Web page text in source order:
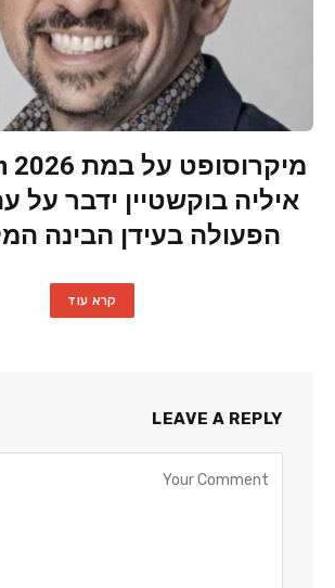
איליה בוקשטיין ידבר על
הפעולה בעידן הבינה
קרא עוד
LEAVE A REPLY